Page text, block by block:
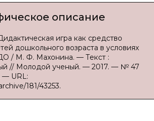
описание
игра как средство
дошкольного возраста в условиях
/ М. Ф. Махонина. — Текст :
// Молодой ученый. — 2017. — № 47
— URL:
181/43253.